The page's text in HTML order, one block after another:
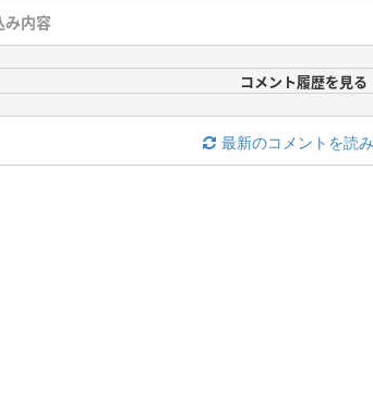
コメント履歴を見る
最新のコメントを読